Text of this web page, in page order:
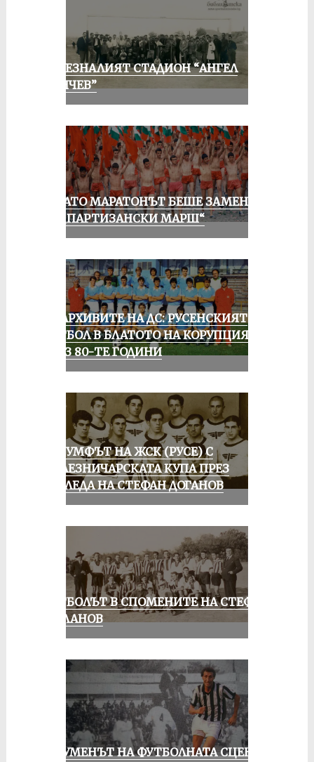
ИЗЧЕЗНАЛИЯТ СТАДИОН “АНГЕЛ
КЪНЧЕВ”
КОГАТО МАРАТОНЪТ БЕШЕ ЗАМЕНЕН
ОТ „ПАРТИЗАНСКИ МАРШ“
ИЗ АРХИВИТЕ НА ДС: РУСЕНСКИЯТ
ФУТБОЛ В БЛАТОТО НА КОРУПЦИЯТА
ПРЕЗ 80-ТЕ ГОДИНИ
ТРИУМФЪТ НА ЖСК (РУСЕ) С
ЖЕЛЕЗНИЧАРСКАТА КУПА ПРЕЗ
ПОГЛЕДА НА СТЕФАН ДОГАНОВ
ФУТБОЛЪТ В СПОМЕНИТЕ НА СТЕФАН
МИЛАНОВ
ШОУМЕНЪТ НА ФУТБОЛНАТА СЦЕНА